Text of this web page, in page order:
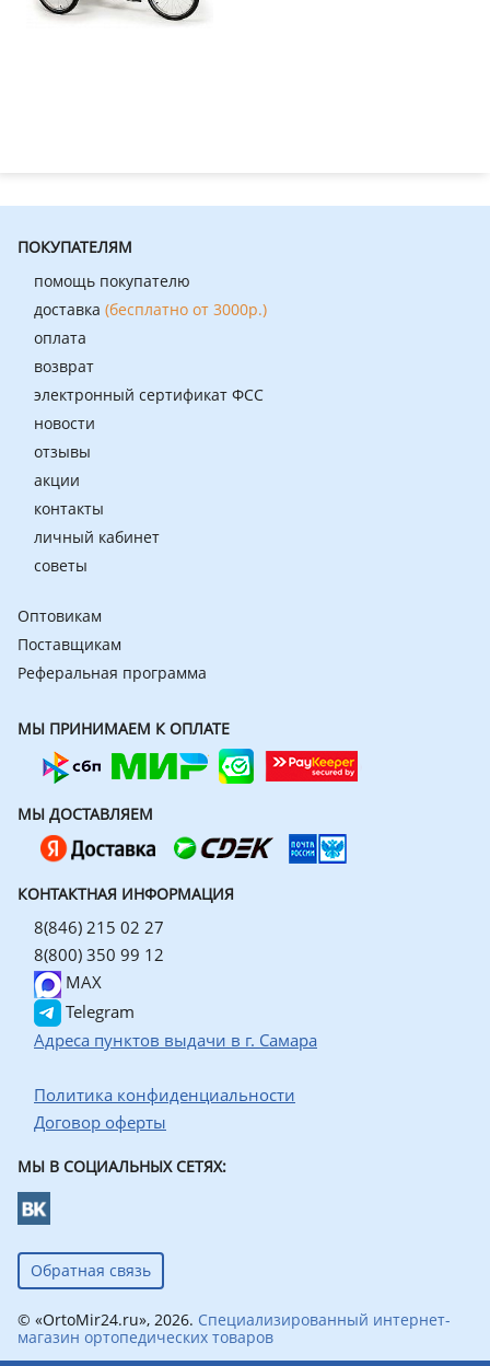
ПОКУПАТЕЛЯМ
помощь покупателю
доставка (бесплатно от 3000р.)
оплата
возврат
электронный сертификат ФСС
новости
отзывы
акции
контакты
личный кабинет
советы
Оптовикам
Поставщикам
Реферальная программа
МЫ ПРИНИМАЕМ К ОПЛАТЕ
МЫ ДОСТАВЛЯЕМ
КОНТАКТНАЯ ИНФОРМАЦИЯ
8(846) 215 02 27
8(800) 350 99 12
MAX
Telegram
Адреса пунктов выдачи в г. Самара
Политика конфиденциальности
Договор оферты
МЫ В СОЦИАЛЬНЫХ СЕТЯХ:
Обратная связь
© «OrtoMir24.ru», 2026. Специализированный интернет-
магазин ортопедических товаров